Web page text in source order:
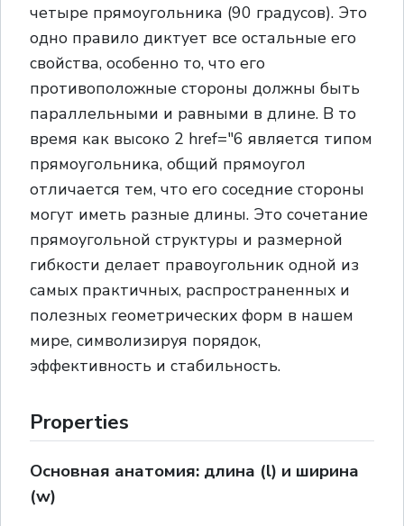
четыре прямоугольника (90 градусов). Это
одно правило диктует все остальные его
свойства, особенно то, что его
противоположные стороны должны быть
параллельными и равными в длине. В то
время как высоко 2 href="6 является типом
прямоугольника, общий прямоугол
отличается тем, что его соседние стороны
могут иметь разные длины. Это сочетание
прямоугольной структуры и размерной
гибкости делает правоугольник одной из
самых практичных, распространенных и
полезных геометрических форм в нашем
мире, символизируя порядок,
эффективность и стабильность.
Properties
Основная анатомия: длина (l) и ширина
(w)